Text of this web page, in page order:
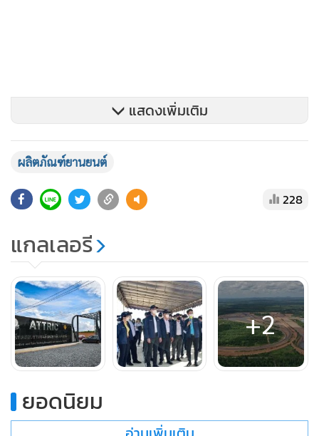
1. สนามทดสอบสมรรถนะและความเร็ว และการป้องกันดินสไลด์
สู่สนามทดสอบยางล้อตามมาตรฐาน UN R117
แสดงเพิ่มเติม
ผลิตภัณฑ์ยานยนต์
228
แกลเลอรี
+2
ยอดนิยม